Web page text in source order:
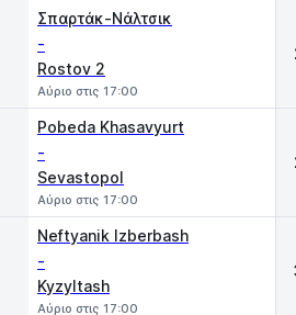
Σπαρτάκ-Νάλτσικ
-
Rostov 2
Αύριο στις 17:00
Pobeda Khasavyurt
-
Sevastopol
Αύριο στις 17:00
Neftyanik Izberbash
-
Kyzyltash
Αύριο στις 17:00